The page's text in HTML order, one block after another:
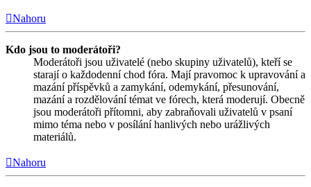
Nahoru
Kdo jsou to moderátoři?
Moderátoři jsou uživatelé (nebo skupiny uživatelů), kteří se
starají o každodenní chod fóra. Mají pravomoc k upravování a
mazání příspěvků a zamykání, odemykání, přesunování,
mazání a rozdělování témat ve fórech, která moderují. Obecně
jsou moderátoři přítomni, aby zabraňovali uživatelů v psaní
mimo téma nebo v posílání hanlivých nebo urážlivých
materiálů.
Nahoru